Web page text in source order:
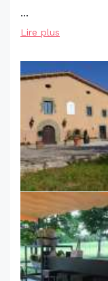
...
Lire plus